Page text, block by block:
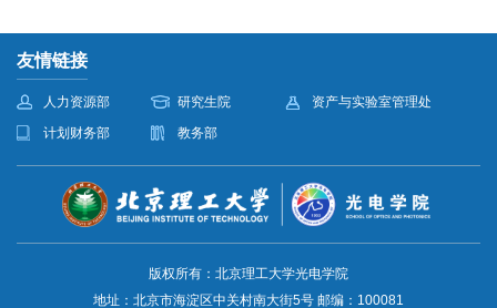
友情链接
人力资源部 研究生院
资产与实验室管理处
计划财务部
教务部
版权所有：北京理工大学光电学院
地址：北京市海淀区中关村南大街5号 邮编：100081